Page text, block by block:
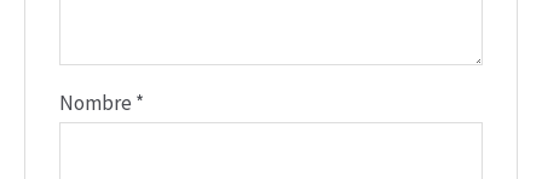
Nombre *